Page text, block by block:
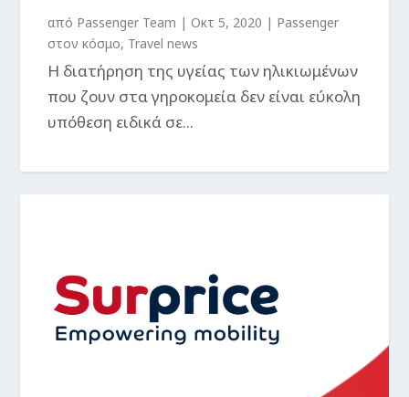
από Passenger Team |Οκτ 5, 2020 | Passenger
στον κόσμο, Travel news
H διατήρηση της υγείας των ηλικιωμένων
που ζουν στα γηροκομεία δεν είναι εύκολη
υπόθεση ειδικά σε...